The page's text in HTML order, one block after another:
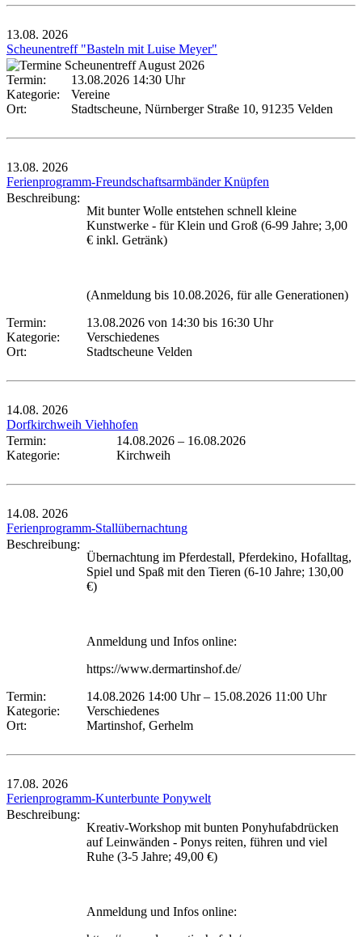
13.08. 2026
Scheunentreff "Basteln mit Luise Meyer"
Termin:
13.08.2026 14:30 Uhr
Kategorie:
Vereine
Ort:
Stadtscheune, Nürnberger Straße 10, 91235 Velden
13.08. 2026
Ferienprogramm-Freundschaftsarmbänder Knüpfen
Beschreibung:
Mit bunter Wolle entstehen schnell kleine
Kunstwerke - für Klein und Groß (6-99 Jahre; 3,00
€ inkl. Getränk)
(Anmeldung bis 10.08.2026, für alle Generationen)
Termin:
13.08.2026 von 14:30 bis 16:30 Uhr
Kategorie:
Verschiedenes
Ort:
Stadtscheune Velden
14.08. 2026
Dorfkirchweih Viehhofen
Termin:
14.08.2026 – 16.08.2026
Kategorie:
Kirchweih
14.08. 2026
Ferienprogramm-Stallübernachtung
Beschreibung:
Übernachtung im Pferdestall, Pferdekino, Hofalltag,
Spiel und Spaß mit den Tieren (6-10 Jahre; 130,00
€)
Anmeldung und Infos online:
https://www.dermartinshof.de/
Termin:
14.08.2026 14:00 Uhr– 15.08.2026 11:00 Uhr
Kategorie:
Verschiedenes
Ort:
Martinshof, Gerhelm
17.08. 2026
Ferienprogramm-Kunterbunte Ponywelt
Beschreibung:
Kreativ-Workshop mit bunten Ponyhufabdrücken
auf Leinwänden - Ponys reiten, führen und viel
Ruhe (3-5 Jahre; 49,00 €)
Anmeldung und Infos online: